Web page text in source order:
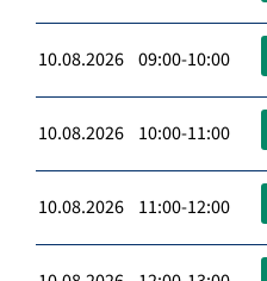
10.08.2026 09:00-10:00
10.08.2026 10:00-11:00
10.08.2026 11:00-12:00